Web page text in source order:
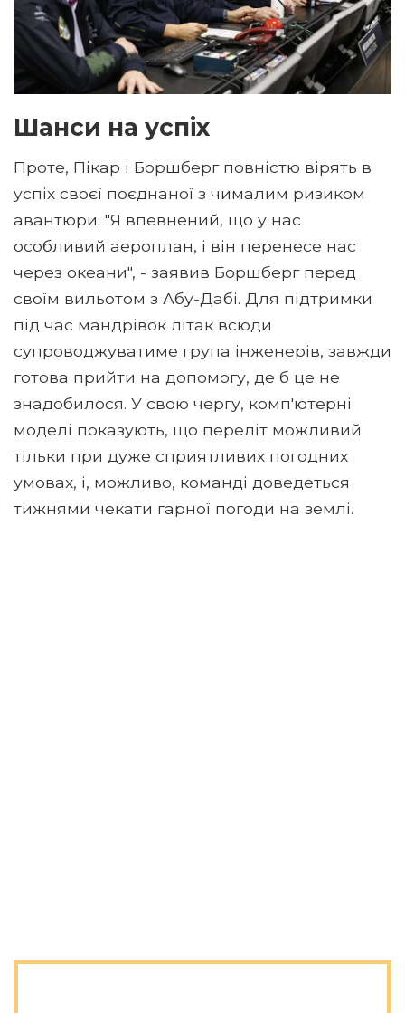
Шанси на успіх
Проте, Пікар і Боршберг повністю вірять в
успіх своєї поєднаної з чималим ризиком
авантюри. "Я впевнений, що у нас
особливий аероплан, і він перенесе нас
через океани", - заявив Боршберг перед
своїм вильотом з Абу-Дабі. Для підтримки
під час мандрівок літак всюди
супроводжуватиме група інженерів, завжди
готова прийти на допомогу, де б це не
знадобилося. У свою чергу, комп'ютерні
моделі показують, що переліт можливий
тільки при дуже сприятливих погодних
умовах, і, можливо, команді доведеться
тижнями чекати гарної погоди на землі.